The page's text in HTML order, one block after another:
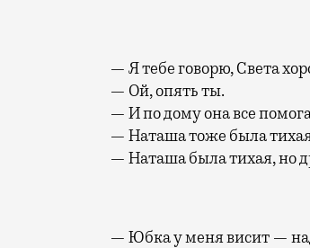
— Я тебе говорю, Света
— Ой, опять ты.
— И по дому она все
— Наташа тоже была
— Наташа была тихая, но
— Юбка у меня висит —